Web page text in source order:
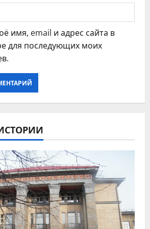
имя, email и адрес сайта в
для последующих моих